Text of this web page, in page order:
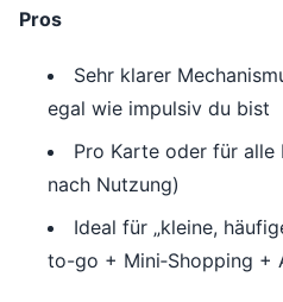
Pros
Sehr klarer
egal wie impulsiv du bist
Pro Karte oder für alle
nach Nutzung)
Ideal für „kleine,
to-go + Mini‑Shopping +